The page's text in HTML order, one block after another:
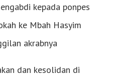
kepada ponpes
ke Mbah Hasyim
akrabnya
dan kesolidan di